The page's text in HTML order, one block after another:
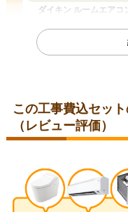
ダイキン ルームエアコ
埼玉県さいたま市
ダイキン ルームエアコ
S284ATGS-W
この工事費込セット
（レビュー評価）